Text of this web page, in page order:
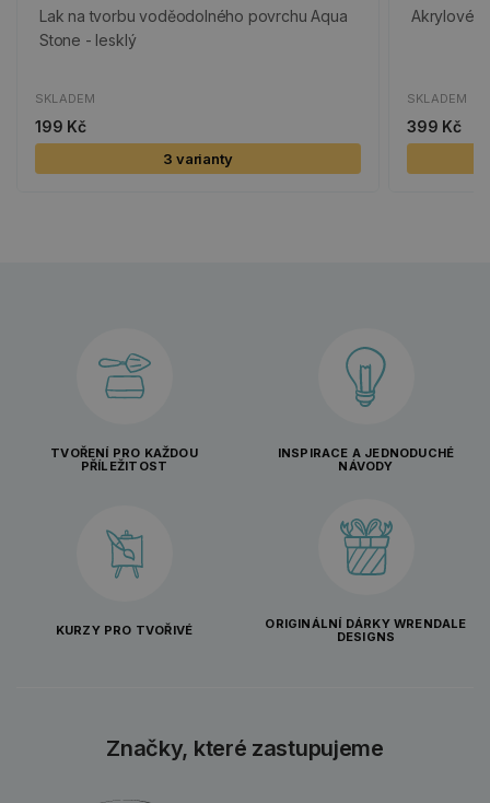
Lak na tvorbu voděodolného povrchu Aqua
Stone - lesklý
SKLADEM
199 Kč
3 varianty
Akrylové
SKLADEM
399 Kč
TVOŘENÍ PRO KAŽDOU
PŘÍLEŽITOST
INSPIRACE A JEDNODUCHÉ
NÁVODY
KURZY PRO TVOŘIVÉ
ORIGINÁLNÍ DÁRKY WRENDALE
DESIGNS
Značky, které zastupujeme